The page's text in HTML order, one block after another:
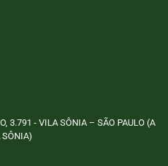
3.791 - VILA SÔNIA – SÃO PAULO (A
SÔNIA)